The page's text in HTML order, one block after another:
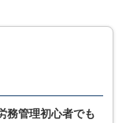
務管理初心者でも